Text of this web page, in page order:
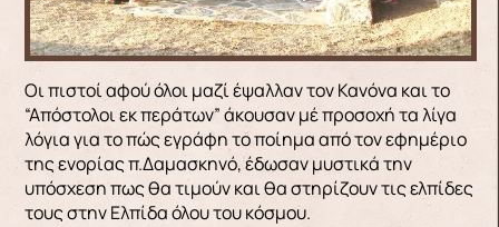
Οι πιστοί αφού όλοι μαζί έψαλλαν τον Κανόνα και το
“Απόστολοι εκ περάτων” άκουσαν μέ προσοχή τα λίγα
λόγια για το πώς εγράφη το ποίημα από τον εφημέριο
της ενορίας π.Δαμασκηνό, έδωσαν μυστικά την
υπόσχεση πως θα τιμούν και θα στηρίζουν τις ελπίδες
τους στην Ελπίδα όλου του κόσμου.